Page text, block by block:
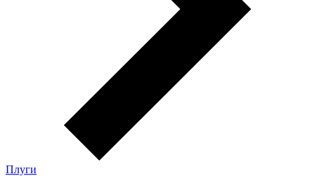
Плуги